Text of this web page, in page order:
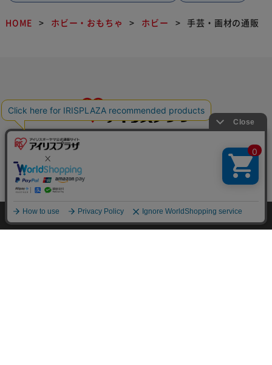
HOME ホビー・おもちゃ ホビー 手芸・画材の通販
セキュリティ・プライバシーポリシー
HOME 探す ログイン お気に入り お知らせ